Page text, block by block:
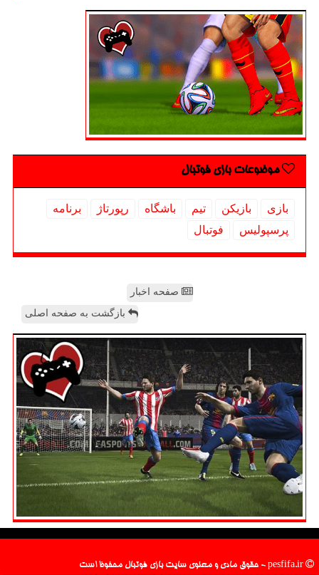
موضوعات بازی فوتبال
بازی بازیكن تیم باشگاه رپورتاژ
برنامه
پرسپولیس
فوتبال
صفحه اخبار
بازگشت به صفحه اصلی